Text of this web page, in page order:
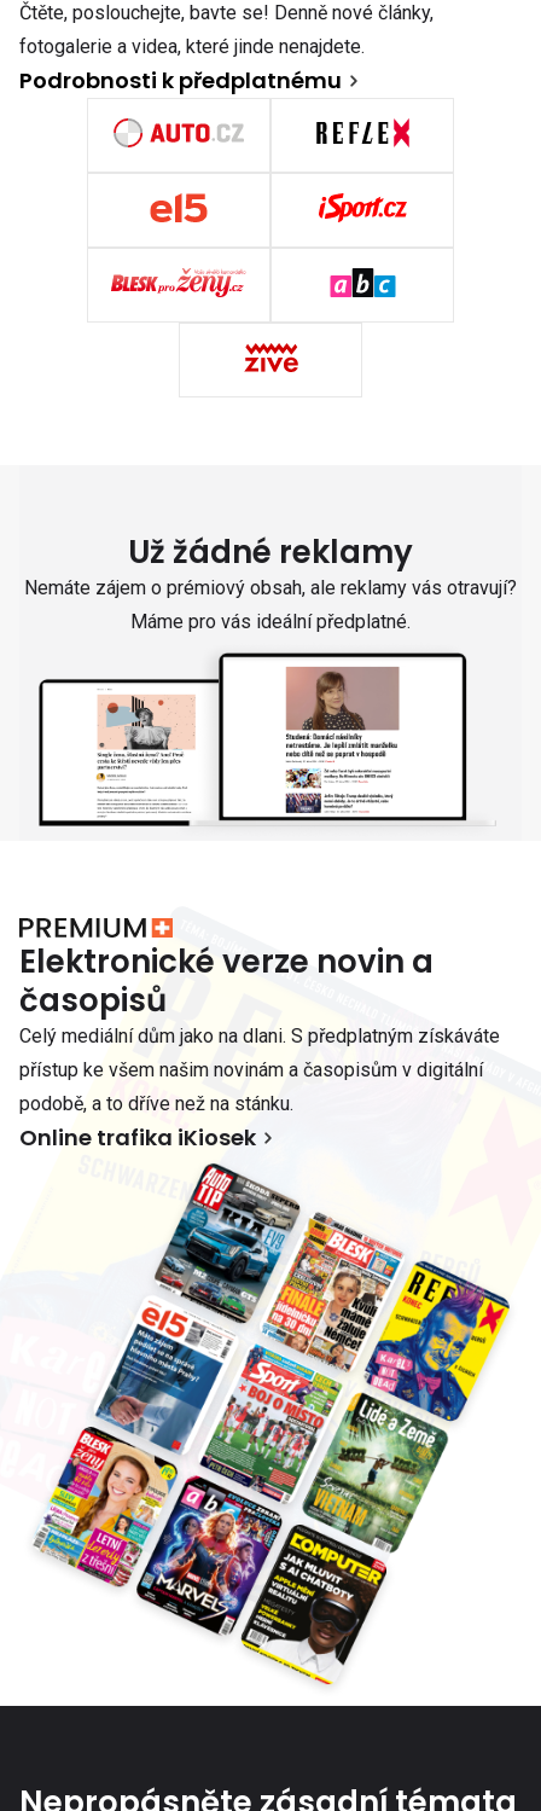
Čtěte, poslouchejte, bavte se! Denně nové články,
fotogalerie a videa, které jinde nenajdete.
Podrobnosti k předplatnému
Už žádné reklamy
Nemáte zájem o prémiový obsah, ale reklamy vás otravují?
Máme pro vás ideální předplatné.
Elektronické verze novin a
časopisů
Celý mediální dům jako na dlani. S předplatným získáváte
přístup ke všem našim novinám a časopisům v digitální
podobě, a to dříve než na stánku.
Online trafika iKiosek